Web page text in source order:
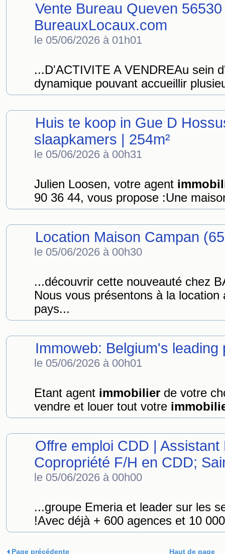
Vente Bureau Queven 56530
BureauxLocaux.com
le 05/06/2026 à 01h01
...D'ACTIVITE A VENDREAu sein
dynamique pouvant accueillir
Huis te koop in Gue D
slaapkamers | 254m²
le 05/06/2026 à 00h31
Julien Loosen, votre agent
90 36 44, vous propose :Une
Location Maison Campan
le 05/06/2026 à 00h30
...découvrir cette nouveauté chez
Nous vous présentons à la
pays...
Immoweb: Belgium's leading
le 05/06/2026 à 00h01
Etant agent immobilier de votre
vendre et louer tout votre
Offre emploi CDD |
Copropriété F/H en CDD;
le 05/06/2026 à 00h00
...groupe Emeria et leader sur les
!Avec déjà + 600 agences et 10
Page précédente Haut de page